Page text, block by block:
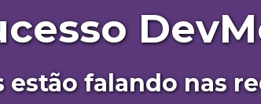
estão falando nas